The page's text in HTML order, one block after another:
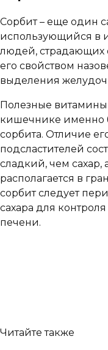
Сорбит – еще один
использующийся в
людей, страдающих
его свойством
выделения
Полезные витамины
кишечнике именно
сорбита. Отличие
подсластителей
сладкий, чем сахар,
располагается в
сорбит следует
сахара для
печени.
Читайте также